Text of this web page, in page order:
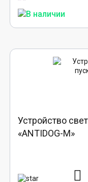
Устройство
«ANTIDOG-M»